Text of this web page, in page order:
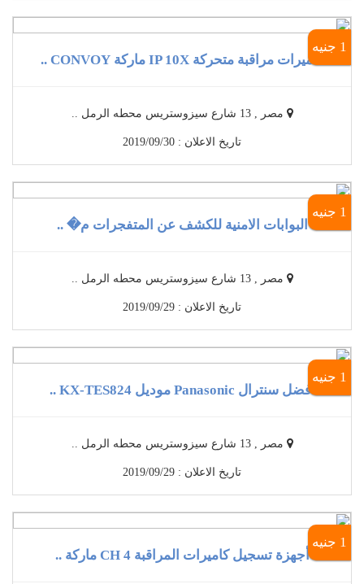
1 جنيه
كاميرات مراقبة متحركة IP 10X ماركة CONVOY ..
مصر , 13 شارع سيزوستريس محطه الرمل ..
تاريخ الاعلان : 2019/09/30
1 جنيه
البوابات الامنية للكشف عن المتفجرات م� ..
مصر , 13 شارع سيزوستريس محطه الرمل ..
تاريخ الاعلان : 2019/09/29
1 جنيه
أفضل سنترال Panasonic موديل KX-TES824 ..
مصر , 13 شارع سيزوستريس محطه الرمل ..
تاريخ الاعلان : 2019/09/29
1 جنيه
أجهزة تسجيل كاميرات المراقبة 4 CH ماركة ..